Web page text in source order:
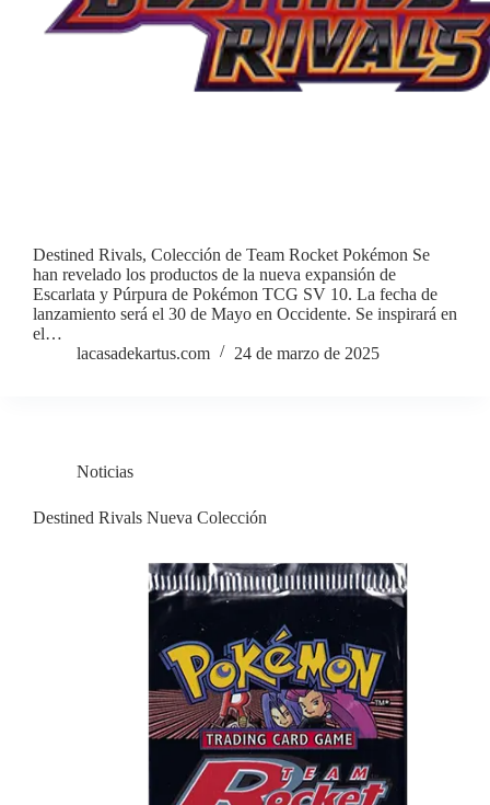
Destined Rivals, Colección de Team Rocket Pokémon Se
han revelado los productos de la nueva expansión de
Escarlata y Púrpura de Pokémon TCG SV 10. La fecha de
lanzamiento será el 30 de Mayo en Occidente. Se inspirará en
el…
lacasadekartus.com
24 de marzo de 2025
Noticias
Destined Rivals Nueva Colección